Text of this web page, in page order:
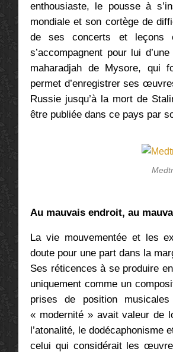
enthousiaste, le pousse à
mondiale et son cortège de
de ses concerts et leçons
s’accompagnent pour lui
maharadjah de Mysore, qui
permet d’enregistrer ses
Russie jusqu’à la mort de
être publiée dans ce pays par
Au mauvais endroit, au
La vie mouvementée et les
doute pour une part dans la
Ses réticences à se produire
uniquement comme un
prises de position
« modernité » avait valeur de
l’atonalité, le dodécaphonisme
celui qui considérait les